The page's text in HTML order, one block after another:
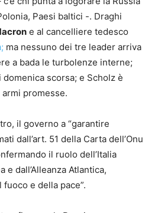
Paesi baltici -. Draghi
e al cancelliere tedesco
ma nessuno dei tre leader arriva
a bada le turbolenze interne;
scorsa; e Scholz è
promesse.
il governo a “garantire
dall’art. 51 della Carta dell’Onu
il ruolo dell’Italia
e dall’Alleanza Atlantica,
e della pace”.